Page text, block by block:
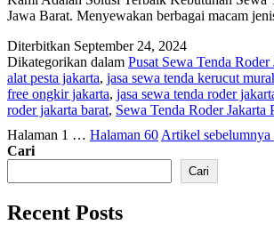
Jawa Barat. Menyewakan berbagai macam
Diterbitkan September 24, 2024
Dikategorikan dalam Pusat Sewa Tenda Roder
alat pesta jakarta, jasa sewa tenda kerucut
free ongkir jakarta, jasa sewa tenda roder
roder jakarta barat, Sewa Tenda Roder Jakarta
Paginasi
pos
Halaman 1 … Halaman 60 Artikel sebelumnya
Cari
Cari
Recent Posts